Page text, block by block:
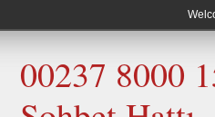
00237 8000